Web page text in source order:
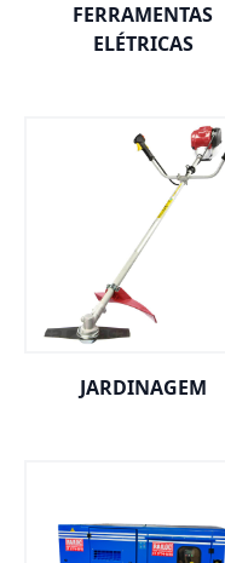
FERRAMENTAS
ELÉTRICAS
JARDINAGEM